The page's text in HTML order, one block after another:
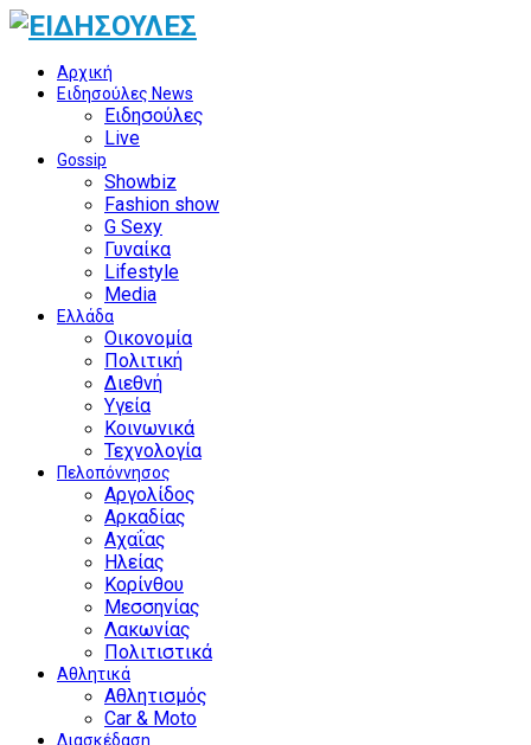
Αρχική
Ειδησούλες News
Ειδησούλες
Live
Gossip
Showbiz
Fashion show
G Sexy
Γυναίκα
Lifestyle
Media
Ελλάδα
Οικονομία
Πολιτική
Διεθνή
Υγεία
Κοινωνικά
Τεχνολογία
Πελοπόννησος
Αργολίδος
Αρκαδίας
Αχαΐας
Ηλείας
Κορίνθου
Μεσσηνίας
Λακωνίας
Πολιτιστικά
Αθλητικά
Αθλητισμός
Car & Moto
Διασκέδαση